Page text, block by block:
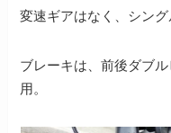
変速ギアはなく、シング
ブレーキは、前後ダブ
用。